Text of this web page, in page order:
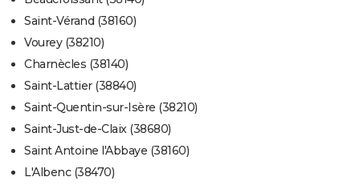
Saint-Vérand (38160)
Vourey (38210)
Charnècles (38140)
Saint-Lattier (38840)
Saint-Quentin-sur-Isère (38210)
Saint-Just-de-Claix (38680)
Saint Antoine l'Abbaye (38160)
L'Albenc (38470)